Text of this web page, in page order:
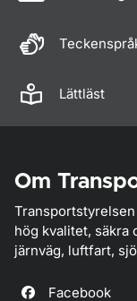
Lättläst
Om
hög kvalitet, säkra
järnväg, luftfart,
Facebook